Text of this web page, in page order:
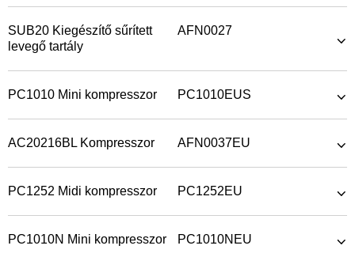
SUB20 Kiegészítő sűrített
levegő tartály
AFN0027
PC1010 Mini kompresszor PC1010EUS
AC20216BL Kompresszor AFN0037EU
PC1252 Midi kompresszor PC1252EU
PC1010N Mini kompresszor PC1010NEU